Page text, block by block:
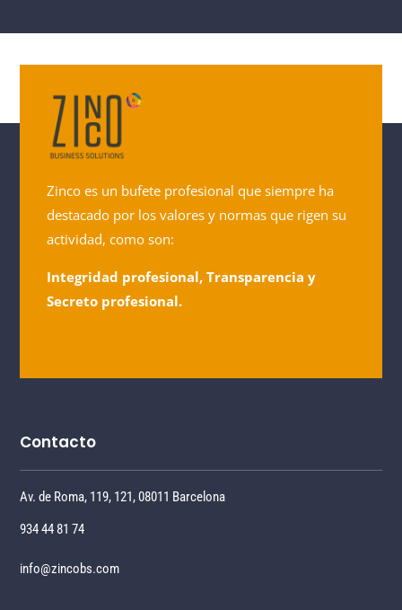
Zinco es un bufete profesional que siempre ha
destacado por los valores y normas que rigen su
actividad, como son:
Integridad profesional, Transparencia y
Secreto profesional.
Contacto
Av. de Roma, 119, 121, 08011 Barcelona
934 44 81 74
info@zincobs.com